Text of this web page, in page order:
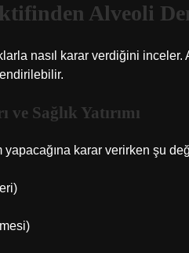
Alveoli
nasıl karar verdiğini
Sağlık Yatırımı
yapacağına karar verirken şu